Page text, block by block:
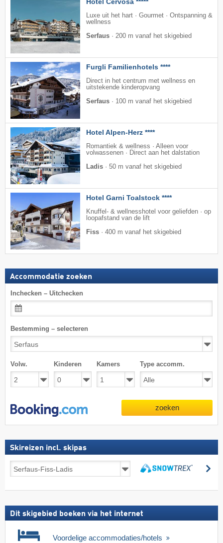
Luxe uit het hart · Gourmet · Ontspanning &
wellness
Serfaus · 200 m vanaf het skigebied
Furgli Familienhotels ****
Direct in het centrum met wellness en
uitstekende kinderopvang
Serfaus · 100 m vanaf het skigebied
Hotel Alpen-Herz ****
Romantiek & wellness · Alleen voor
volwassenen · Direct aan het dalstation
Ladis · 50 m vanaf het skigebied
Hotel Garni Toalstock ****
Knuffel- & wellnesshotel voor geliefden · op
loopafstand van de lift
Fiss · 400 m vanaf het skigebied
Accommodatie zoeken
Inchecken – Uitchecken
Bestemming – selecteren
Volw. Kinderen Kamers Type accomm.
zoeken
Skireizen incl. skipas
Skireizen
incl.
Dit skigebied boeken via het internet
Voordelige accommodaties/hotels